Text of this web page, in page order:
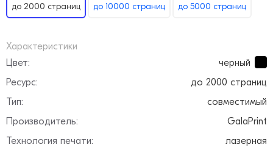
до 2000 страниц до 10000 страниц до 5000 страниц
Характеристики
Цвет:
черный
Ресурс:
до 2000 страниц
Тип:
совместимый
Производитель:
GalaPrint
Технология печати:
лазерная